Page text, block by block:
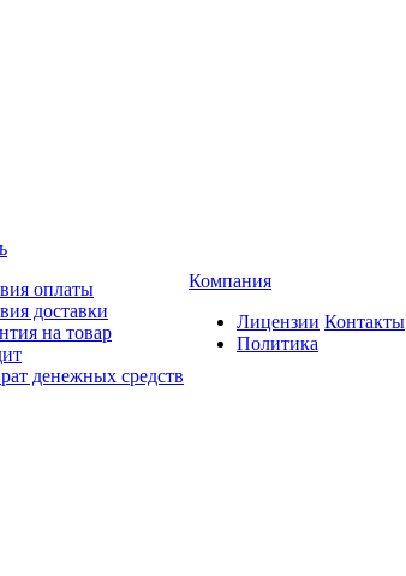
оплаты
доставки
на товар
денежных средств
Компания
Лицензии
Политика
Контакты